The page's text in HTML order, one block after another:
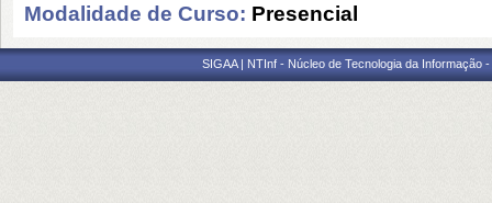
Modalidade de Curso: Presencial
SIGAA | NTInf - Núcleo de Tecnologia da